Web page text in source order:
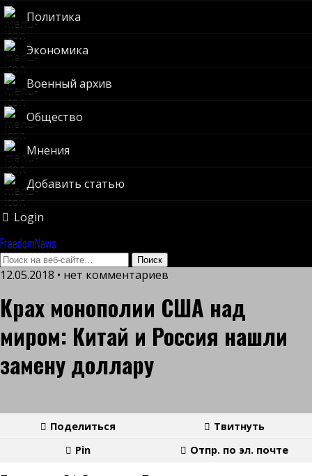
Политика
Экономика
Военный архив
Общество
Мнения
Добавить статью
Login
FreedomNews
12.05.2018 • нет комментариев
Крах монополии США над
миром: Китай и Россия нашли
замену доллару
Поделиться
Твитнуть
Pin
Отпр. по эл. почте